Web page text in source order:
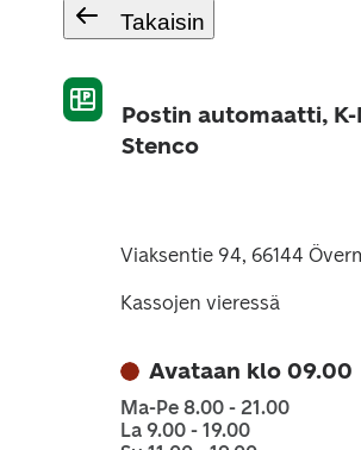
Takaisin
Postin automaatti,
Stenco
Viaksentie 94, 66144
Kassojen vieressä
Avataan klo 09.00
Ma-Pe 8.00 - 21.00
La 9.00 - 19.00